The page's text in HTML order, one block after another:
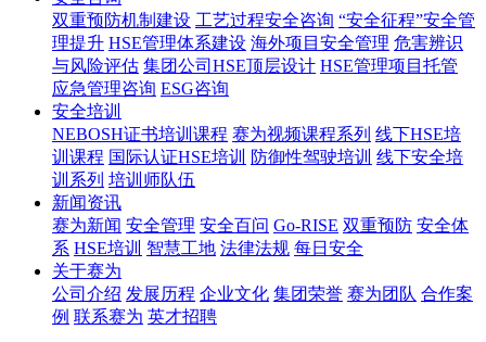
双重预防机制建设 工艺过程安全咨询 “安全征程”安全管
理提升 HSE管理体系建设 海外项目安全管理 危害辨识
与风险评估 集团公司HSE顶层设计 HSE管理项目托管
应急管理咨询 ESG咨询
安全培训
NEBOSH证书培训课程 赛为视频课程系列 线下HSE培
训课程 国际认证HSE培训 防御性驾驶培训 线下安全培
训系列 培训师队伍
新闻资讯
赛为新闻 安全管理 安全百问 Go-RISE 双重预防 安全体
系 HSE培训 智慧工地 法律法规 每日安全
关于赛为
公司介绍 发展历程 企业文化 集团荣誉 赛为团队 合作案
例 联系赛为 英才招聘